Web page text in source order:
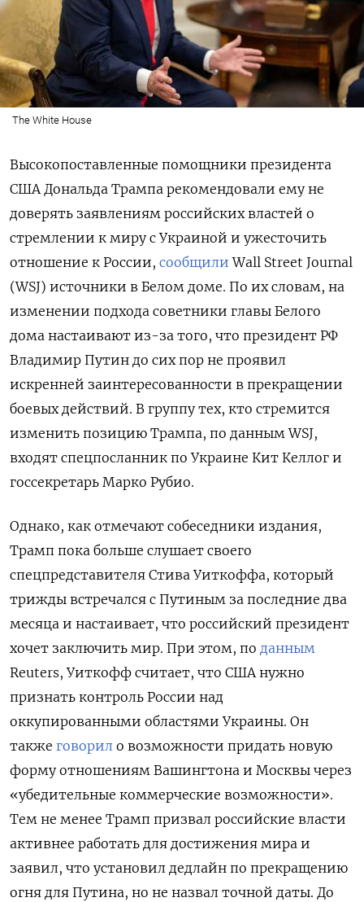
The White House
Высокопоставленные помощники президента
США Дональда Трампа рекомендовали ему не
доверять заявлениям российских властей о
стремлении к миру с Украиной и ужесточить
отношение к России, сообщили Wall Street Journal
(WSJ) источники в Белом доме. По их словам, на
изменении подхода советники главы Белого
дома настаивают из-за того, что президент РФ
Владимир Путин до сих пор не проявил
искренней заинтересованности в прекращении
боевых действий. В группу тех, кто стремится
изменить позицию Трампа, по данным WSJ,
входят спецпосланник по Украине Кит Келлог и
госсекретарь Марко Рубио.
Однако, как отмечают собеседники издания,
Трамп пока больше слушает своего
спецпредставителя Стива Уиткоффа, который
трижды встречался с Путиным за последние два
месяца и настаивает, что российский президент
хочет заключить мир. При этом, по данным
Reuters, Уиткофф считает, что США нужно
признать контроль России над
оккупированными областями Украины. Он
также говорил о возможности придать новую
форму отношениям Вашингтона и Москвы через
«убедительные коммерческие возможности».
Тем не менее Трамп призвал российские власти
активнее работать для достижения мира и
заявил, что установил дедлайн по прекращению
огня для Путина, но не назвал точной даты. До